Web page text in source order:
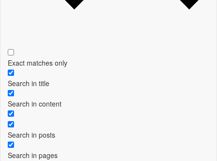
Exact matches only
Search in title
Search in content
Search in posts
Search in pages